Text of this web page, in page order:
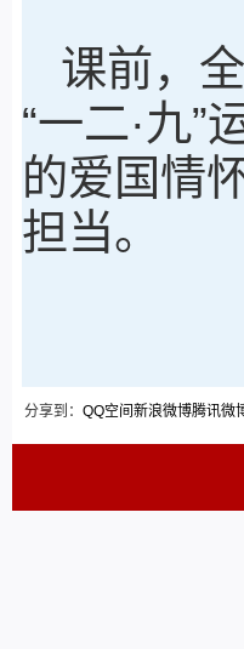
课前，
“一二·九”
的爱国情
担当。
分享到： QQ空间 新浪微博腾讯微